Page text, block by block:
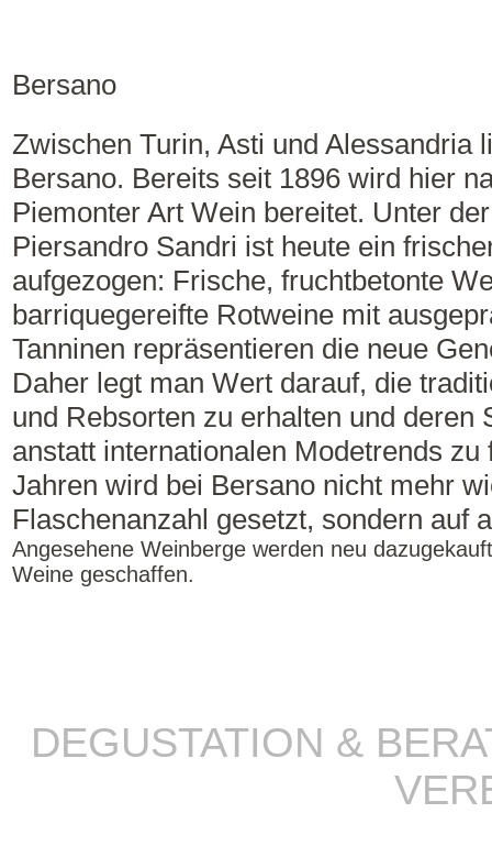
Bersano
Zwischen Turin, Asti und Alessandria
Bersano. Bereits seit 1896 wird hier
Piemonter Art Wein bereitet. Unter
Piersandro Sandri ist heute ein
aufgezogen: Frische, fruchtbetonte
barriquegereifte Rotweine mit
Tanninen repräsentieren die neue
Daher legt man Wert darauf, die
und Rebsorten zu erhalten und deren
anstatt internationalen Modetrends zu
Jahren wird bei Bersano nicht mehr
Flaschenanzahl gesetzt, sondern auf
Angesehene Weinberge werden neu
Weine geschaffen.
DEGUSTATION &